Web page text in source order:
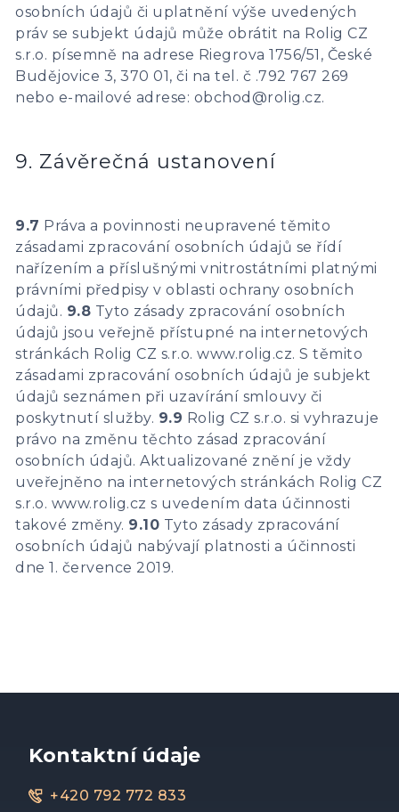
osobních údajů či uplatnění výše uvedených
práv se subjekt údajů může obrátit na Rolig CZ
s.r.o. písemně na adrese Riegrova 1756/51, České
Budějovice 3, 370 01, či na tel. č .792 767 269
nebo e-mailové adrese: obchod@rolig.cz.
9. Závěrečná ustanovení
9.7 Práva a povinnosti neupravené těmito
zásadami zpracování osobních údajů se řídí
nařízením a příslušnými vnitrostátními platnými
právními předpisy v oblasti ochrany osobních
údajů. 9.8 Tyto zásady zpracování osobních
údajů jsou veřejně přístupné na internetových
stránkách Rolig CZ s.r.o. www.rolig.cz. S těmito
zásadami zpracování osobních údajů je subjekt
údajů seznámen při uzavírání smlouvy či
poskytnutí služby. 9.9 Rolig CZ s.r.o. si vyhrazuje
právo na změnu těchto zásad zpracování
osobních údajů. Aktualizované znění je vždy
uveřejněno na internetových stránkách Rolig CZ
s.r.o. www.rolig.cz s uvedením data účinnosti
takové změny. 9.10 Tyto zásady zpracování
osobních údajů nabývají platnosti a účinnosti
dne 1. července 2019.
Kontaktní údaje
+420 792 772 833